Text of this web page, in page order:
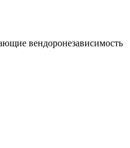
вендоронезависимость